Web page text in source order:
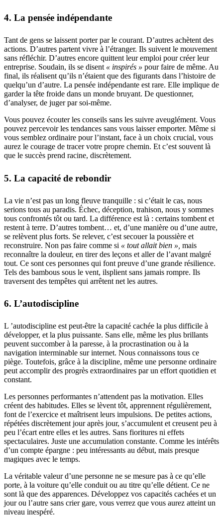
4. La pensée indépendante
Tant de gens se laissent porter par le courant. D’autres achètent des
actions. D’autres partent vivre à l’étranger. Ils suivent le mouvement
sans réfléchir. D’autres encore quittent leur emploi pour créer leur
entreprise. Soudain, ils se disent « inspirés » pour faire de même. Au
final, ils réalisent qu’ils n’étaient que des figurants dans l’histoire de
quelqu’un d’autre. La pensée indépendante est rare. Elle implique de
garder la tête froide dans un monde bruyant. De questionner,
d’analyser, de juger par soi-même.
Vous pouvez écouter les conseils sans les suivre aveuglément. Vous
pouvez percevoir les tendances sans vous laisser emporter. Même si
vous semblez ordinaire pour l’instant, face à un choix crucial, vous
aurez le courage de tracer votre propre chemin. Et c’est souvent là
que le succès prend racine, discrètement.
5. La capacité de rebondir
La vie n’est pas un long fleuve tranquille : si c’était le cas, nous
serions tous au paradis. Échec, déception, trahison, nous y sommes
tous confrontés tôt ou tard. La différence est là : certains tombent et
restent à terre. D’autres tombent… et, d’une manière ou d’une autre,
se relèvent plus forts. Se relever, c’est secouer la poussière et
reconstruire. Non pas faire comme si « tout allait bien », mais
reconnaître la douleur, en tirer des leçons et aller de l’avant malgré
tout. Ce sont ces personnes qui font preuve d’une grande résilience.
Tels des bambous sous le vent, ils​​plient sans jamais rompre. Ils
traversent des tempêtes qui arrêtent net les autres.
6. L’autodiscipline
L ’autodiscipline est peut-être la capacité cachée la plus difficile à
développer, et la plus puissante. Sans elle, même les plus brillants
peuvent succomber à la paresse, à la procrastination ou à la
navigation interminable sur internet. Nous connaissons tous ce
piège. Toutefois, grâce à la discipline, même une personne ordinaire
peut accomplir des progrès extraordinaires par un effort quotidien et
constant.
Les personnes performantes n’attendent pas la motivation. Elles
créent des habitudes. Elles se lèvent tôt, apprennent régulièrement,
font de l’exercice et maîtrisent leurs impulsions. De petites actions,
répétées discrètement jour après jour, s’accumulent et creusent peu à
peu l’écart entre elles et les autres. Sans fioritures ni effets
spectaculaires. Juste une accumulation constante. Comme les intérêts
d’un compte épargne : peu intéressants au début, mais presque
magiques avec le temps.
La véritable valeur d’une personne ne se mesure pas à ce qu’elle
porte, à la voiture qu’elle conduit ou au titre qu’elle détient. Ce ne
sont là que des apparences. Développez vos capacités cachées et un
jour ou l’autre sans crier gare, vous verrez que vous aurez atteint un
niveau inespéré.